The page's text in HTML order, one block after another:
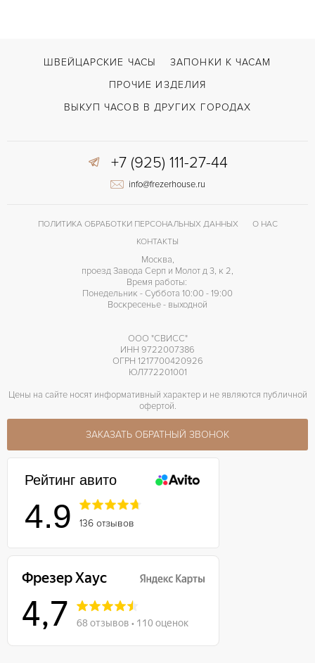
ШВЕЙЦАРСКИЕ ЧАСЫ
ЗАПОНКИ К ЧАСАМ
ПРОЧИЕ ИЗДЕЛИЯ
ВЫКУП ЧАСОВ В ДРУГИХ ГОРОДАХ
+7 (925) 111-27-44
info@frezerhouse.ru
ПОЛИТИКА ОБРАБОТКИ ПЕРСОНАЛЬНЫХ ДАННЫХ
О НАС
КОНТАКТЫ
Москва,
проезд Завода Серп и Молот д 3, к 2,
Время работы:
Понедельник - Суббота 10:00 - 19:00
Воскресенье - выходной
ООО "СВИСС"
ИНН 9722007386
ОГРН 1217700420926
ЮЛ772201001
Цены на сайте носят информативный характер и не являются публичной
офертой.
ЗАКАЗАТЬ ОБРАТНЫЙ ЗВОНОК
Рейтинг авито
4.9 136 отзывов